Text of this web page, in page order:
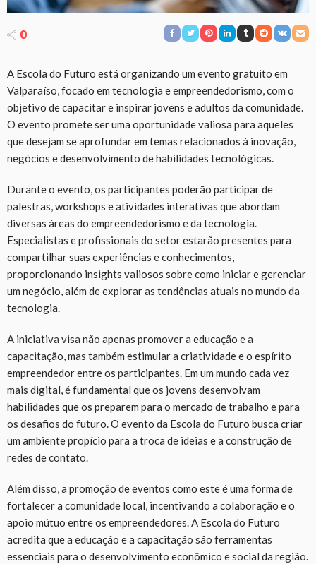
0
A Escola do Futuro está organizando um evento gratuito em
Valparaíso, focado em tecnologia e empreendedorismo, com o
objetivo de capacitar e inspirar jovens e adultos da comunidade.
O evento promete ser uma oportunidade valiosa para aqueles
que desejam se aprofundar em temas relacionados à inovação,
negócios e desenvolvimento de habilidades tecnológicas.
Durante o evento, os participantes poderão participar de
palestras, workshops e atividades interativas que abordam
diversas áreas do empreendedorismo e da tecnologia.
Especialistas e profissionais do setor estarão presentes para
compartilhar suas experiências e conhecimentos,
proporcionando insights valiosos sobre como iniciar e gerenciar
um negócio, além de explorar as tendências atuais no mundo da
tecnologia.
A iniciativa visa não apenas promover a educação e a
capacitação, mas também estimular a criatividade e o espírito
empreendedor entre os participantes. Em um mundo cada vez
mais digital, é fundamental que os jovens desenvolvam
habilidades que os preparem para o mercado de trabalho e para
os desafios do futuro. O evento da Escola do Futuro busca criar
um ambiente propício para a troca de ideias e a construção de
redes de contato.
Além disso, a promoção de eventos como este é uma forma de
fortalecer a comunidade local, incentivando a colaboração e o
apoio mútuo entre os empreendedores. A Escola do Futuro
acredita que a educação e a capacitação são ferramentas
essenciais para o desenvolvimento econômico e social da região.